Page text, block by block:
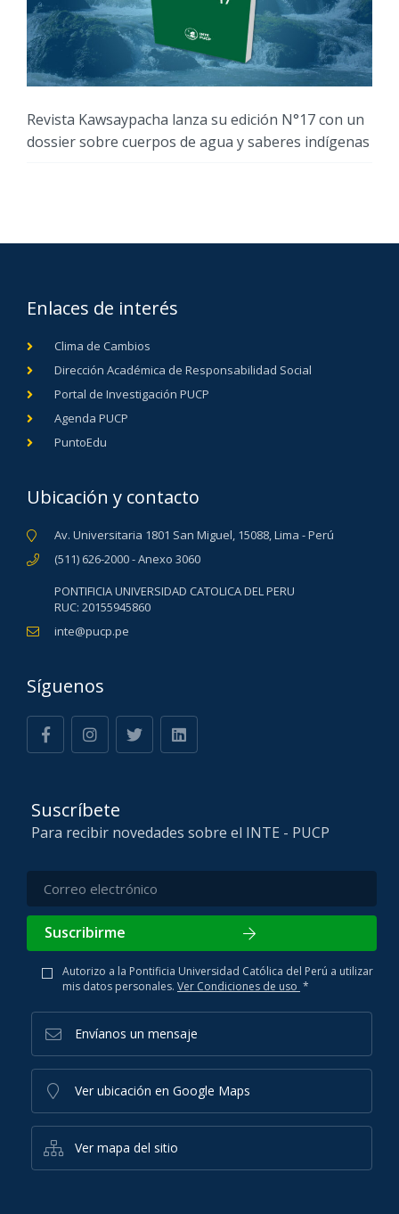
Revista Kawsaypacha lanza su edición N°17 con un
dossier sobre cuerpos de agua y saberes indígenas
Enlaces de interés
Clima de Cambios
Dirección Académica de Responsabilidad Social
Portal de Investigación PUCP
Agenda PUCP
PuntoEdu
Ubicación y contacto
Av. Universitaria 1801 San Miguel, 15088, Lima - Perú
(511) 626-2000 - Anexo 3060
PONTIFICIA UNIVERSIDAD CATOLICA DEL PERU
RUC: 20155945860
inte@pucp.pe
Síguenos
Suscríbete
Para recibir novedades sobre el INTE - PUCP
Suscribirme
Autorizo a la Pontificia Universidad Católica del Perú a utilizar
mis datos personales. Ver Condiciones de uso *
Envíanos un mensaje
Ver ubicación en Google Maps
Ver mapa del sitio